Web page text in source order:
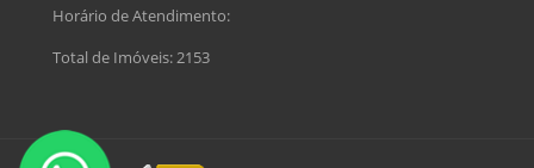
Horário de Atendimento:
Total de Imóveis: 2153